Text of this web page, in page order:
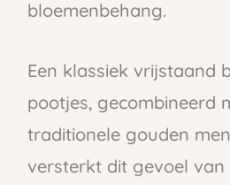
bloemenbehang.
Een klassiek vrijstaand
pootjes, gecombineerd
traditionele gouden
versterkt dit gevoel van